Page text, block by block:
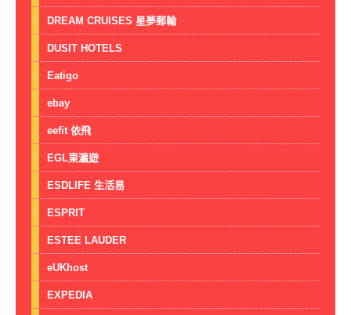
DREAM CRUISES 星夢郵輪
DUSIT HOTELS
Eatigo
ebay
eefit 依飛
EGL東瀛遊
ESDLIFE 生活易
ESPRIT
ESTEE LAUDER
eUKhost
EXPEDIA